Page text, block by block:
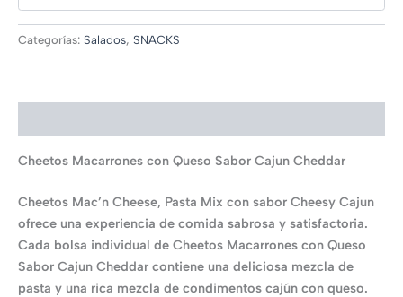
Categorías: Salados, SNACKS
Cheetos Macarrones con Queso Sabor Cajun Cheddar
Cheetos Mac’n Cheese, Pasta Mix con sabor Cheesy Cajun
ofrece una experiencia de comida sabrosa y satisfactoria.
Cada bolsa individual de Cheetos Macarrones con Queso
Sabor Cajun Cheddar contiene una deliciosa mezcla de
pasta y una rica mezcla de condimentos cajún con queso.